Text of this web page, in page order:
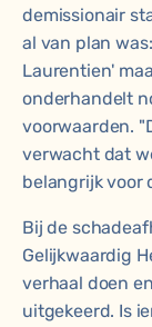
demissionair
al van plan
Laurentien'
onderhandelt
voorwaarden.
verwacht dat
belangrijk voor
Bij de
Gelijkwaardig
verhaal doen
uitgekeerd. Is